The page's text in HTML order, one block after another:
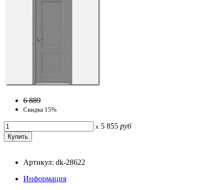
6 889
Скидка 15%
x 5 855 руб
Артикул: dk-28622
Информация